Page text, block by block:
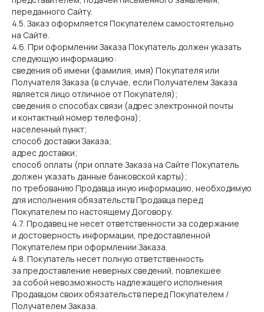
переданного Сайту.
4.5. Заказ оформляется Покупателем самостоятельно
на Сайте.
4.6. При оформлении Заказа Покупатель должен указать
следующую информацию:
сведения об имени (фамилия, имя) Покупателя или
Получателя Заказа (в случае, если Получателем Заказа
является лицо отличное от Покупателя);
сведения о способах связи (адрес электронной почты
и контактный номер телефона);
населенный пункт;
способ доставки Заказа;
адрес доставки;
способ оплаты (при оплате Заказа на Сайте Покупатель
должен указать данные банковской карты);
по требованию Продавца иную информацию, необходимую
для исполнения обязательств Продавца перед
Покупателем по настоящему Договору.
4.7. Продавец не несет ответственности за содержание
и достоверность информации, предоставленной
Покупателем при оформлении Заказа.
4.8. Покупатель несет полную ответственность
за предоставление неверных сведений, повлекшее
за собой невозможность надлежащего исполнения
Продавцом своих обязательств перед Покупателем /
Получателем Заказа.